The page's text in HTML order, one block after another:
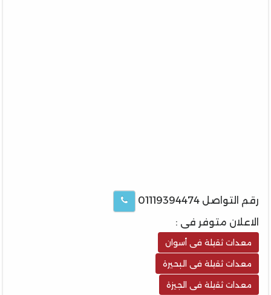
رقم التواصل 01119394474
الاعلان متوفر فى :
معدات ثقيلة فى أسوان
معدات ثقيلة فى البحيرة
معدات ثقيلة فى الجيزة